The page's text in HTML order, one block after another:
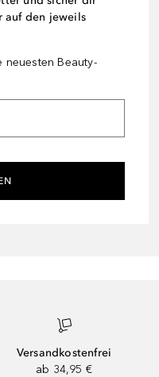
auf den jeweils
Beauty-
Versandkostenfrei
ab 34,95 €